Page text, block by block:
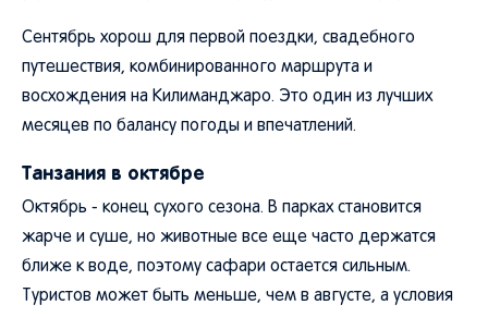
Сентябрь хорош для первой поездки, свадебного
путешествия, комбинированного маршрута и
восхождения на Килиманджаро. Это один из лучших
месяцев по балансу погоды и впечатлений.
Танзания в октябре
Октябрь - конец сухого сезона. В парках становится
жарче и суше, но животные все еще часто держатся
ближе к воде, поэтому сафари остается сильным.
Туристов может быть меньше, чем в августе, а условия